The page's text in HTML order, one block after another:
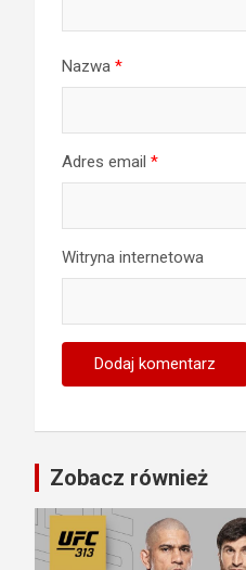
Nazwa *
Adres email *
Witryna internetowa
Zobacz również